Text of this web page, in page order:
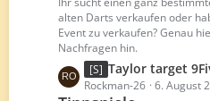
ä
g
e
t
e
B
e
i
alten Darts verkaufen oder
Event zu verkaufen? Genau
Nachfragen hin.
L
e
[S] Taylor target
Rockman-26 6. August